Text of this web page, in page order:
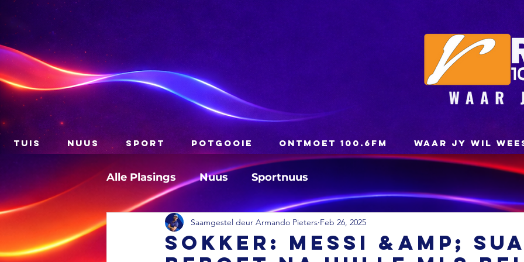
TUIS NUUS SPORT POTGOOIE ONTMOET 100.6FM WAAR JY WIL
Alle Plasings Nuus Sportnuus
SOKKER: Messi &amp;
Saamgestel deur Armando Pieters Feb 26, 2025